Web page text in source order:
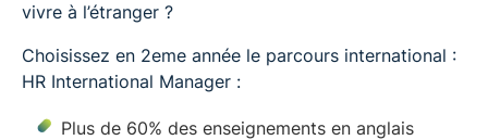
vivre à l’étranger ?
Choisissez en 2eme année le parcours international :
HR International Manager :
Plus de 60% des enseignements en anglais